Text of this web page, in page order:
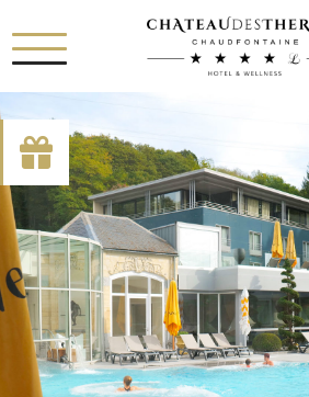
[availability_search
category_include="sejour, chambre"]
RUE HAUSTER 9, B-4050
+32(0)4 367 80
ONTDEK ONZE PROMOTIES DOOR